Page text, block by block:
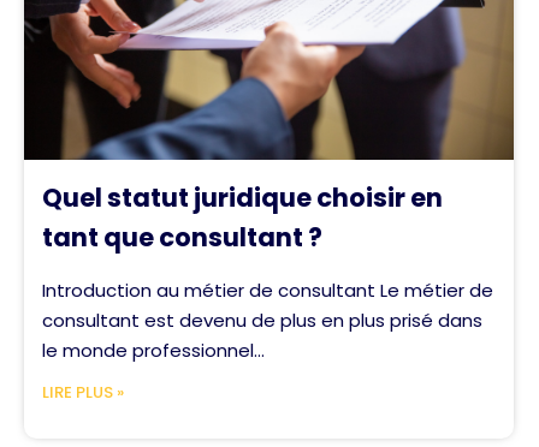
Quel statut juridique choisir en
tant que consultant ?
Introduction au métier de consultant Le métier de
consultant est devenu de plus en plus prisé dans
le monde professionnel...
LIRE PLUS »